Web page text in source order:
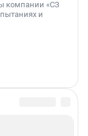
компании «СЗ
и